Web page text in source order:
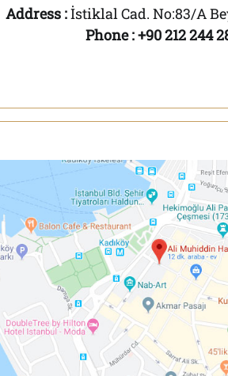
Address :İstiklal Cad. No:83/A
Phone : +90 212 244